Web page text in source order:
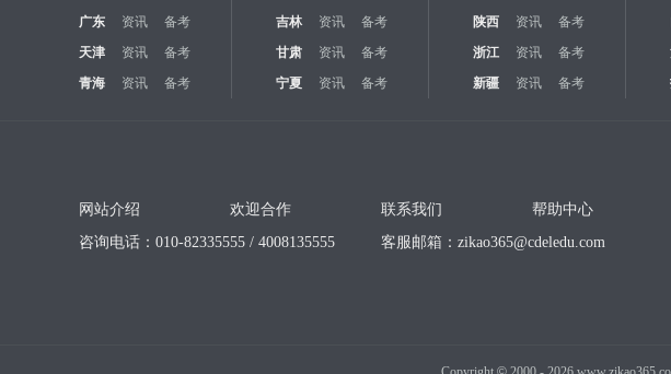
广东
资讯 备考 吉林 资讯 备考 陕西 资讯 备考
天津
资讯 备考 甘肃 资讯 备考 浙江 资讯 备考
青海
资讯 备考 宁夏 资讯 备考 新疆 资讯 备考
网站介绍 欢迎合作 联系我们
帮助中心
咨询电话：010-82335555 / 4008135555
客服邮箱： zikao365@cdeledu.com